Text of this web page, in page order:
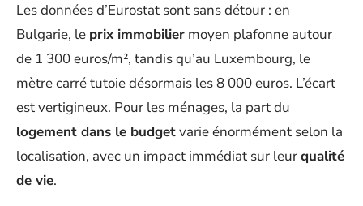
Les données d’Eurostat sont sans détour : en
Bulgarie, le prix immobilier moyen plafonne autour
de 1 300 euros/m², tandis qu’au Luxembourg, le
mètre carré tutoie désormais les 8 000 euros. L’écart
est vertigineux. Pour les ménages, la part du
logement dans le budgetvarie énormément selon la
localisation, avec un impact immédiat sur leurqualité
de vie.